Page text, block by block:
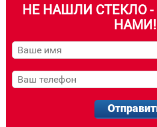
НЕ НАШЛИ СТЕКЛО
НАМИ!